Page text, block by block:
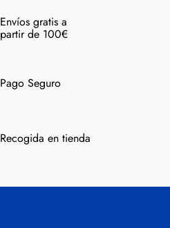
Envíos gratis a
partir de 100€
Pago Seguro
Recogida en tienda